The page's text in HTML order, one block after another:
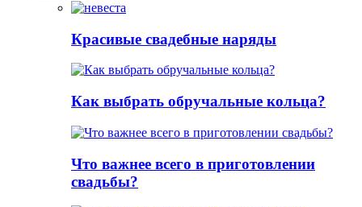
Красивые свадебные наряды
Как выбрать обручальные кольца?
Что важнее всего в приготовлении
свадьбы?